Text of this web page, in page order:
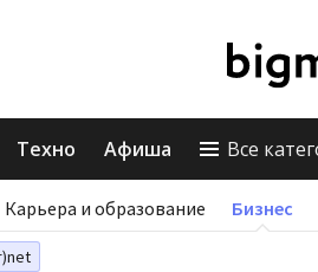
Техно Афиша Все
Карьера и образование Бизнес